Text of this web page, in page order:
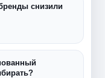
снизили